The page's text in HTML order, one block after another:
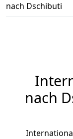
nach Dschibuti
nach